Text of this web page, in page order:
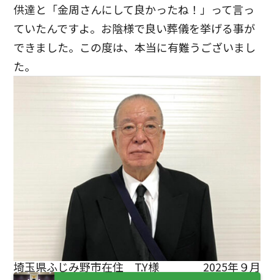
供達と「金周さんにして良かったね！」って言っ
ていたんですよ。お陰様で良い葬儀を挙げる事が
できました。この度は、本当に有難うございまし
た。
埼玉県ふじみ野市在住 T.Y様
2025年９月